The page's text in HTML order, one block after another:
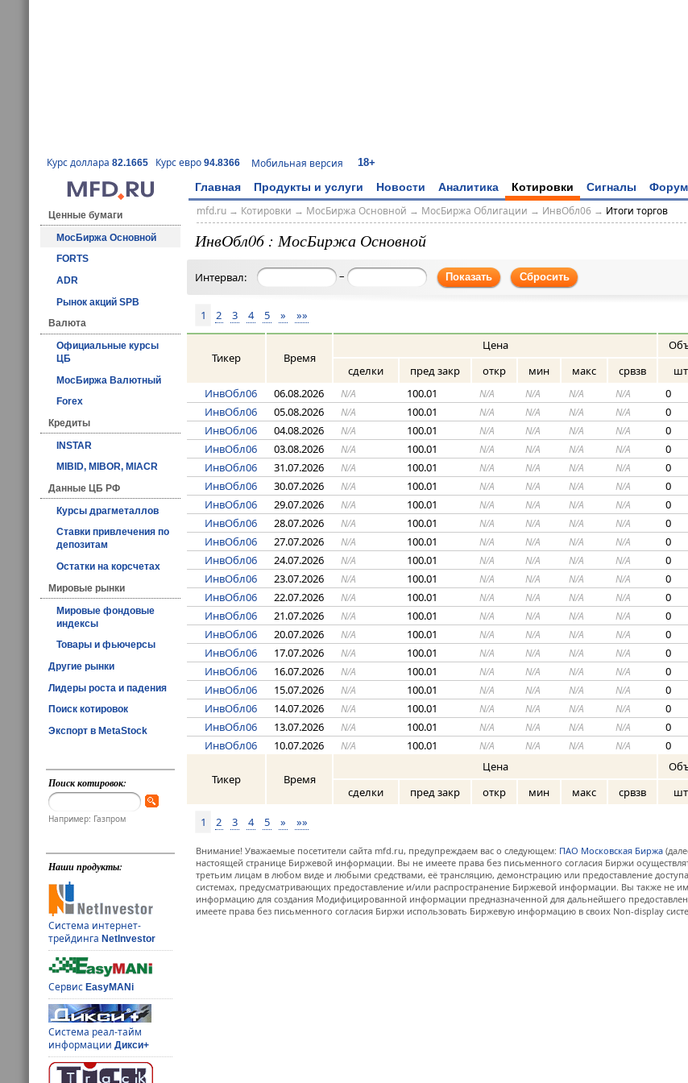
Курс доллара 82.1665 Курс евро 94.8366 Мобильная версия 18+
Главная Продукты и услуги Новости Аналитика Котировки Сигналы Форум
Ценные бумаги
МосБиржа Основной
FORTS
ADR
Рынок акций SPB
Валюта
Официальные курсы
ЦБ
МосБиржа Валютный
Forex
Кредиты
INSTAR
MIBID, MIBOR, MIACR
Данные ЦБ РФ
Курсы драгметаллов
Ставки привлечения по
депозитам
Остатки на корсчетах
Мировые рынки
Мировые фондовые
индексы
Товары и фьючерсы
Другие рынки
Лидеры роста и падения
Поиск котировок
Экспорт в MetaStock
Поиск котировок:
Например: Газпром
Наши продукты:
Система интернет-
трейдингаNetInvestor
СервисEasyMANi
Система реал-тайм
информацииДикси+
mfd.ru→ Котировки → МосБиржа Основной → МосБиржа Облигации → ИнвОбл06 → Итоги торгов
ИнвОбл06 : МосБиржа Основной
Интервал: – Показать Сбросить
1 2 3 4 5 » »»
Тикер Время
Цена
сделки
пред закр откр мин макс срвзв шт
ИнвОбл06
06.08.2026 N/A 100.01 N/A N/A N/A N/A 0
ИнвОбл06
05.08.2026 N/A 100.01 N/A N/A N/A N/A 0
ИнвОбл06
04.08.2026 N/A 100.01 N/A N/A N/A N/A 0
ИнвОбл06
03.08.2026 N/A 100.01 N/A N/A N/A N/A 0
ИнвОбл06
31.07.2026 N/A 100.01 N/A N/A N/A N/A 0
ИнвОбл06
30.07.2026 N/A 100.01 N/A N/A N/A N/A 0
ИнвОбл06
29.07.2026 N/A 100.01 N/A N/A N/A N/A 0
ИнвОбл06
28.07.2026 N/A 100.01 N/A N/A N/A N/A 0
ИнвОбл06
27.07.2026 N/A 100.01 N/A N/A N/A N/A 0
ИнвОбл06
24.07.2026 N/A 100.01 N/A N/A N/A N/A 0
ИнвОбл06
23.07.2026 N/A 100.01 N/A N/A N/A N/A 0
ИнвОбл06
22.07.2026 N/A 100.01 N/A N/A N/A N/A 0
ИнвОбл06
21.07.2026 N/A 100.01 N/A N/A N/A N/A 0
ИнвОбл06
20.07.2026 N/A 100.01 N/A N/A N/A N/A 0
ИнвОбл06
17.07.2026 N/A 100.01 N/A N/A N/A N/A 0
ИнвОбл06
16.07.2026 N/A 100.01 N/A N/A N/A N/A 0
ИнвОбл06
15.07.2026 N/A 100.01 N/A N/A N/A N/A 0
ИнвОбл06
14.07.2026 N/A 100.01 N/A N/A N/A N/A 0
ИнвОбл06
13.07.2026 N/A 100.01 N/A N/A N/A N/A 0
ИнвОбл06
10.07.2026 N/A 100.01 N/A N/A N/A N/A 0
Тикер Время
Цена
сделки
пред закр откр мин макс срвзв шт
1 2 3 4 5 » »»
Внимание! Уважаемые посетители сайта mfd.ru, предупреждаем вас о следующем: ПАО Московская Биржа
настоящей странице Биржевой информации. Вы не имеете права без письменного согласия Биржи
третьим лицам в любом виде и любыми средствами, её трансляцию, демонстрацию или предоставление
системах, предусматривающих предоставление и/или распространение Биржевой информации. Вы также не
информацию для создания Модифицированной информации предназначенной для дальнейшего
имеете права без письменного согласия Биржи использовать Биржевую информацию в своих Non-display